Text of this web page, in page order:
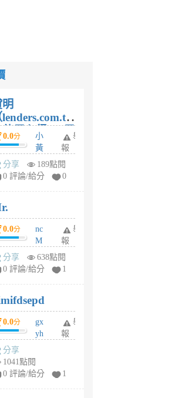
lenders.com.tw
使用心得 — 民
貸款比較平台
驗
0.0分
小
黃
蜂
1
舉
報
分享
189點閱
0 評論/給分
0
0.0分
nc
M
U
F
U
5
個
月
舉
報
分享
638點閱
0 評論/給分
1
0.0分
gx
yh
jl
舉
報
分享
1041點閱
0 評論/給分
1